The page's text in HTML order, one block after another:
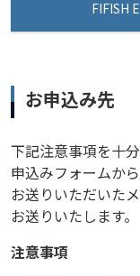
FIFISH
お申込み先
下記注意事項を十
申込みフォームか
お送りいただいた
お送りいたします。
注意事項